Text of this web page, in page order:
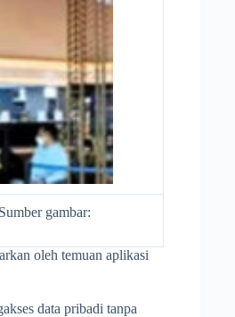
gambar:
oleh temuan aplikasi
data pribadi tanpa